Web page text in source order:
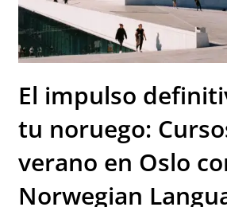
El impulso
tu noruego:
verano en Oslo
Norwegian